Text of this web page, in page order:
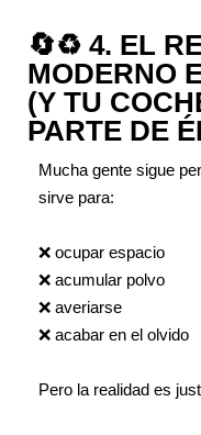
🔄♻️ 4. EL
MODERNO
(Y TU
PARTE DE
Mucha gente sigue
sirve para:
❌ ocupar espacio
❌ acumular polvo
❌ averiarse
❌ acabar en el olvido
Pero la realidad es